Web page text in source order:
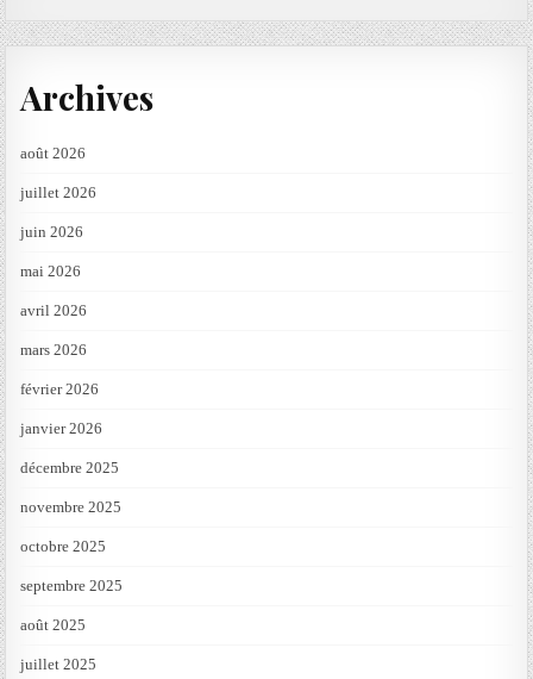
Archives
août 2026
juillet 2026
juin 2026
mai 2026
avril 2026
mars 2026
février 2026
janvier 2026
décembre 2025
novembre 2025
octobre 2025
septembre 2025
août 2025
juillet 2025